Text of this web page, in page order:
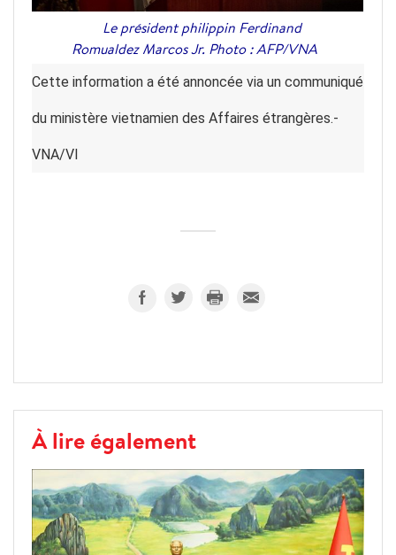
Le président philippin Ferdinand
Romualdez Marcos Jr. Photo : AFP/VNA
Cette information a été annoncée via un communiqué
du ministère vietnamien des Affaires étrangères.-
VNA/VI
À lire également